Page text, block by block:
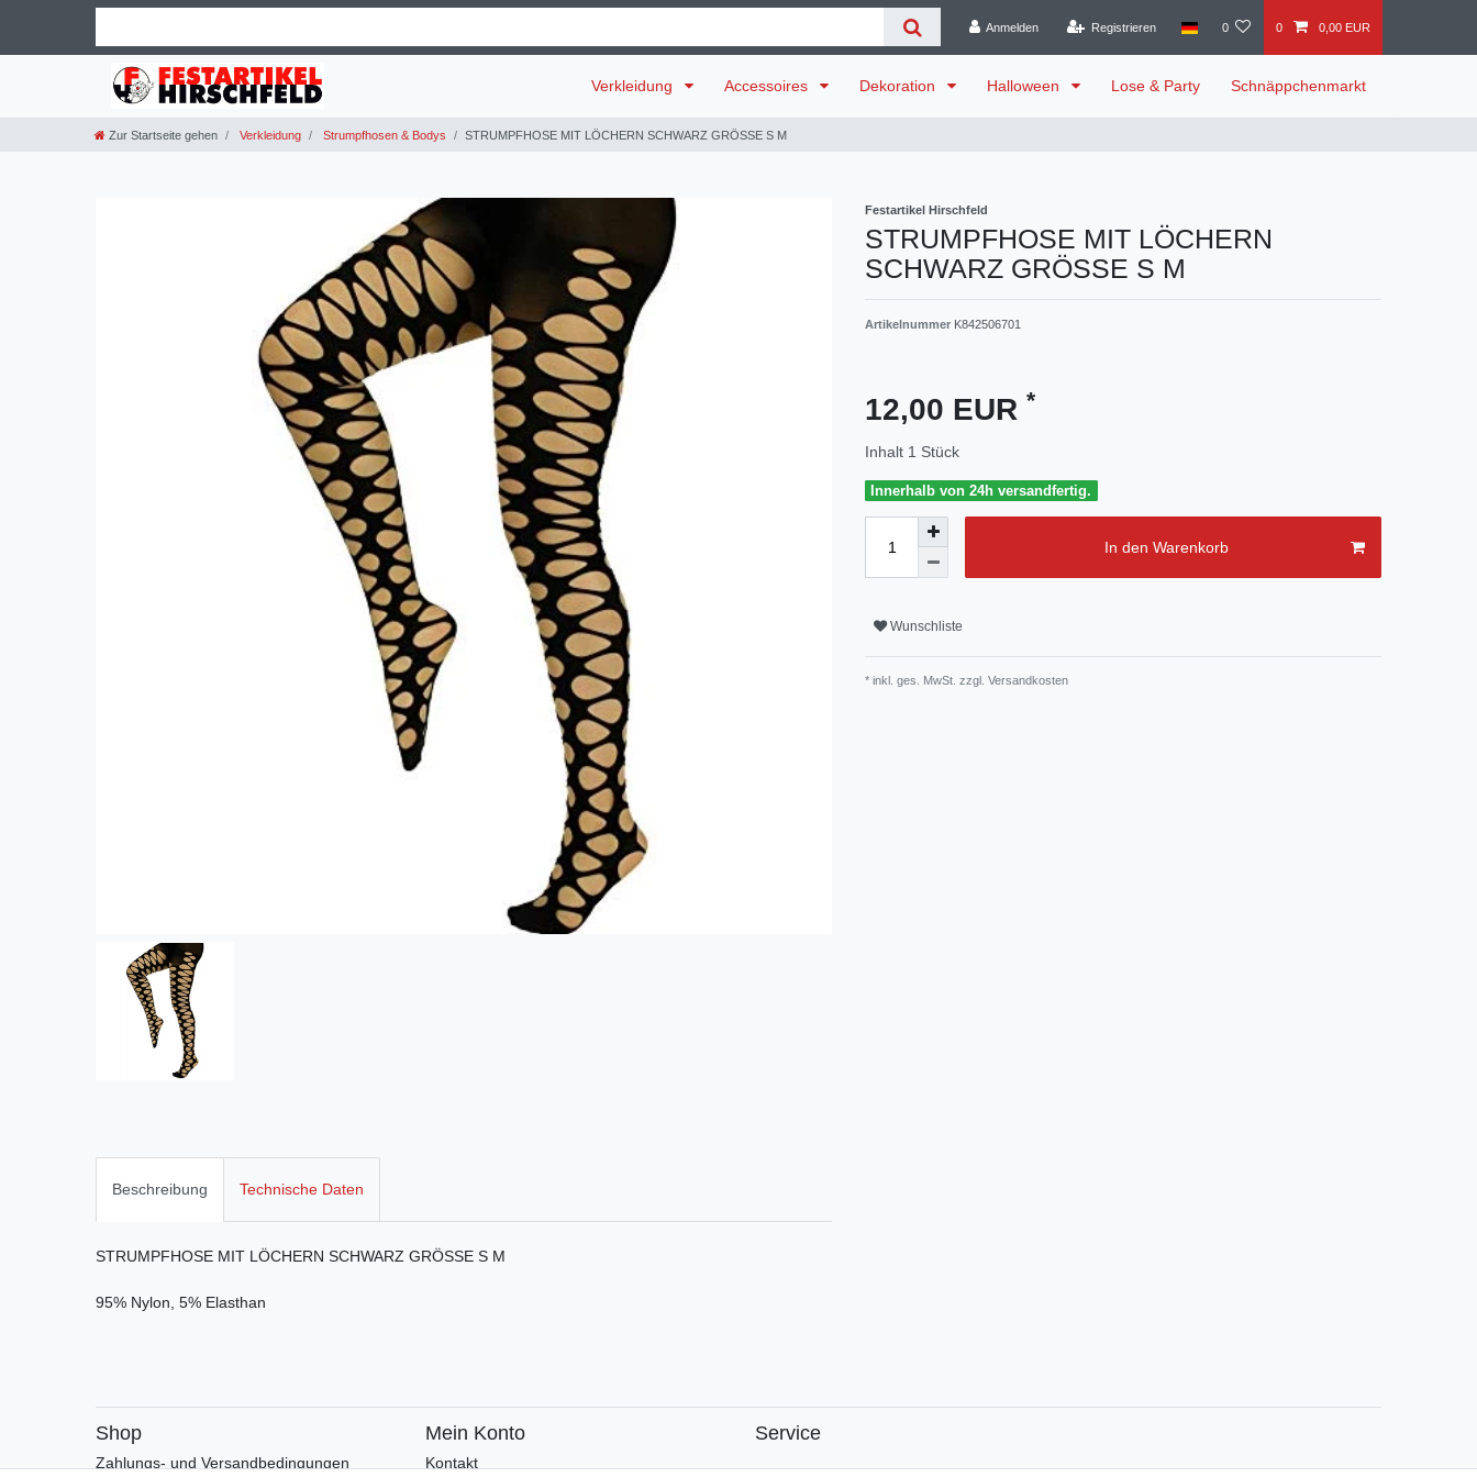
Anmelden Registrieren 0 0 0,00 EUR
Verkleidung Accessoires Dekoration Halloween Lose & Party Schnäppchenmarkt
Zur Startseite gehen Verkleidung Strumpfhosen & Bodys STRUMPFHOSE MIT LÖCHERN SCHWARZ GRÖSSE S M
Festartikel Hirschfeld
STRUMPFHOSE MIT LÖCHERN
SCHWARZ GRÖSSE S M
Artikelnummer K842506701
12,00 EUR *
Inhalt 1 Stück
Innerhalb von 24h versandfertig.
In den Warenkorb
Wunschliste
* inkl. ges. MwSt. zzgl. Versandkosten
Beschreibung Technische Daten
STRUMPFHOSE MIT LÖCHERN SCHWARZ GRÖSSE S M
95% Nylon, 5% Elasthan
Shop
Zahlungs- und Versandbedingungen
Mein Konto
Kontakt
Service